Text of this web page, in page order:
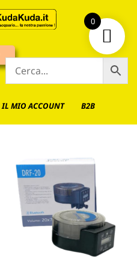
IL MIO ACCOUNT B2B
0